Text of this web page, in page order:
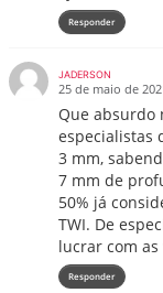
Responder
JADERSON
25 de maio de
Que absurdo
especialistas
3 mm,
7 mm de
50% já
TWI. De
lucrar com as
Responder